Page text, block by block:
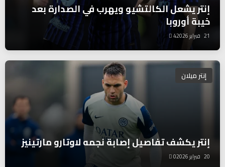
إنتر يشعل الكالتشيو ويهرب في الصدارة بعد
خيبة أوروبا
21 فبراير 2026 4
إنتر ميلان
إنتر يكشف تفاصيل إصابة نجمه لاوتارو مارتينيز
20 فبراير 2026 0